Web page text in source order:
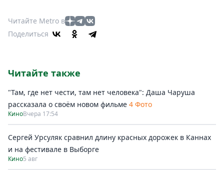
Читайте Metro в
Поделиться
Читайте также
"Там, где нет чести, там нет человека": Даша Чаруша
рассказала о своём новом фильме 4 Фото
КиноВчера 17:54
Сергей Урсуляк сравнил длину красных дорожек в Каннах
и на фестивале в Выборге
Кино5 авг